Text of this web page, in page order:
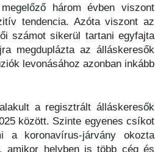
három évben viszont
tendencia. Azóta viszont az
számot sikerül tartani egyfajta
megduplázta az álláskeresők
levonásához azonban inkább
a regisztrált álláskeresők
között. Szinte egyenes csíkot
a koronavírus-járvány okozta
amikor helyben is több cég és